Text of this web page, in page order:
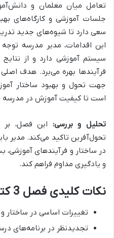
تعامل میان معلمان و
جلسات آموزشی و کارگاه‌های
سعی دارد تا شیوه‌های جدید
این اقدامات، مدیر مدرسه توجه
سیستم آموزشی دارد و از
فرآیندها بهره می‌برد. هدف
جهت تحول و بهبود ساختار
است تا کیفیت آموزش در مدرسه
تحلیل و بررسی: این فصل،
تحول‌آفرین تاکید می‌کند. مدیر
در ساختار و فرآیندهای آموزشی،
و یادگیری مداوم فراهم کند.
نکات کلیدی فصل 3 کتاب جلال آل احمد :
تغییرات اساسی در ساختار
تجدیدنظر در برنامه‌های